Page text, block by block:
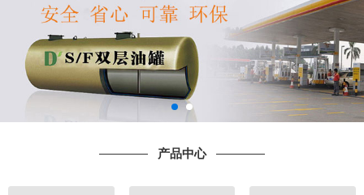
产品中心
关于我们
产品中心
工程案例
售后服务